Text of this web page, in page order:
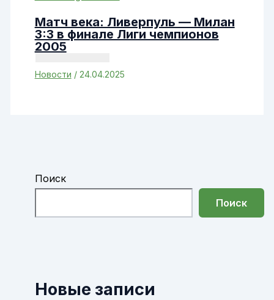
Матч века: Ливерпуль — Милан
3:3 в финале Лиги чемпионов
2005
Новости / 24.04.2025
Поиск
Поиск
Новые записи